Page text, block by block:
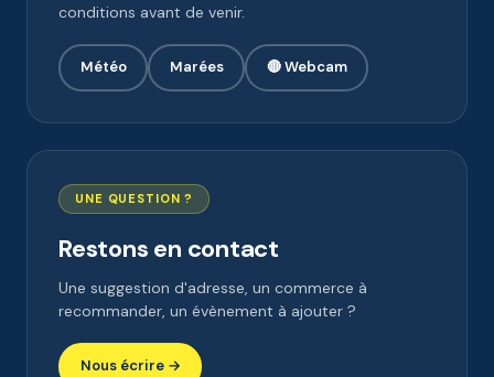
conditions avant de venir.
Météo Marées 🔴 Webcam
UNE QUESTION ?
Restons en contact
Une suggestion d'adresse, un commerce à
recommander, un évènement à ajouter ?
Nous écrire →